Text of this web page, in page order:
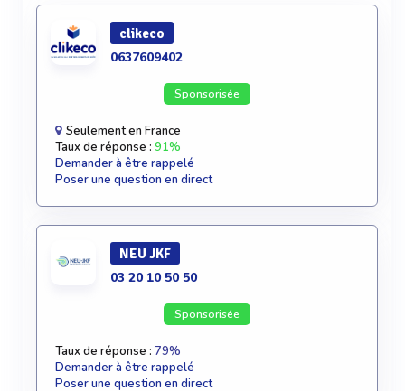
clikeco
0637609402
Sponsorisée
Seulement en France
Taux de réponse : 91%
Demander à être rappelé
Poser une question en direct
NEU JKF
03 20 10 50 50
Sponsorisée
Taux de réponse : 79%
Demander à être rappelé
Poser une question en direct